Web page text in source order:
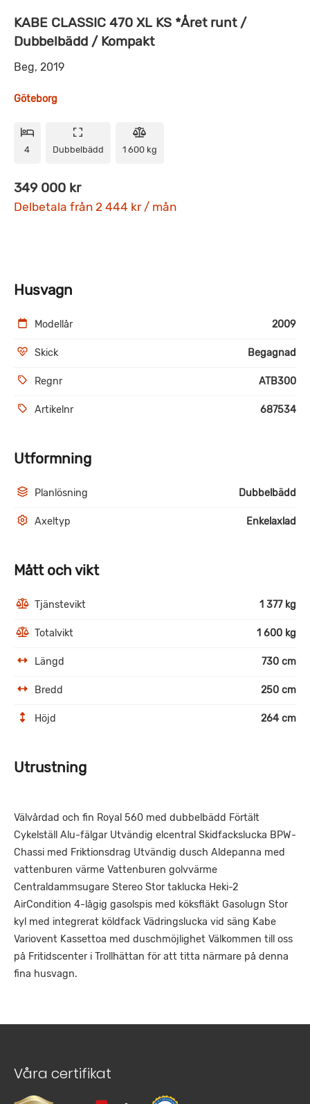
KABE CLASSIC 470 XL KS *Året runt /
Dubbelbädd / Kompakt
Beg, 2019
Göteborg
4 Dubbelbädd 1 600 kg
349 000 kr
Delbetala från 2 444 kr / mån
Husvagn
Modellår 2009
Skick Begagnad
Regnr ATB300
Artikelnr 687534
Utformning
Planlösning Dubbelbädd
Axeltyp Enkelaxlad
Mått och vikt
Tjänstevikt 1 377 kg
Totalvikt 1 600 kg
Längd 730 cm
Bredd 250 cm
Höjd 264 cm
Utrustning
Välvårdad och fin Royal 560 med dubbelbädd Förtält
Cykelställ Alu-fälgar Utvändig elcentral Skidfackslucka BPW-
Chassi med Friktionsdrag Utvändig dusch Aldepanna med
vattenburen värme Vattenburen golvvärme
Centraldammsugare Stereo Stor taklucka Heki-2
AirCondition 4-lågig gasolspis med köksfläkt Gasolugn Stor
kyl med integrerat köldfack Vädringslucka vid säng Kabe
Variovent Kassettoa med duschmöjlighet Välkommen till oss
på Fritidscenter i Trollhättan för att titta närmare på denna
fina husvagn.
Våra certifikat